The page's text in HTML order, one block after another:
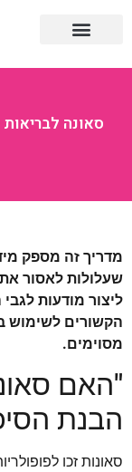
סאונה
מדריך זה מספק
שעלולות לאסור
ליצור מודעות
הקשורים לשימוש
מסוימים.
"האם
הבנת
סאונות זכו